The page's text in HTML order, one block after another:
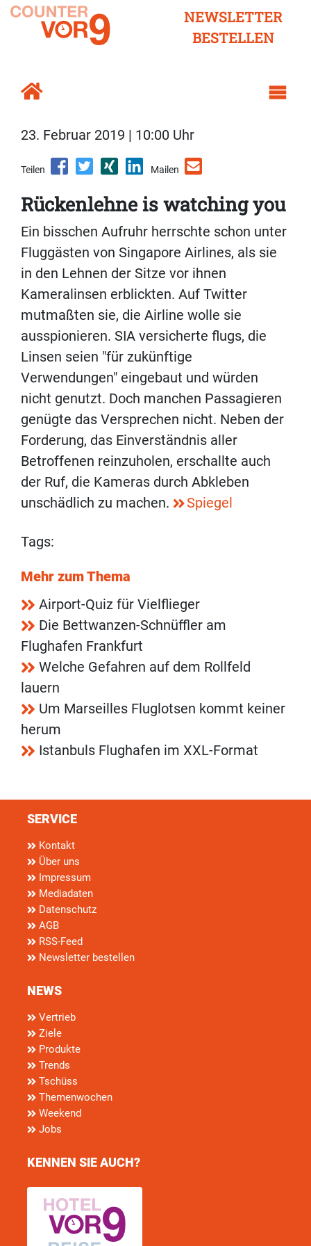
NEWSLETTER
BESTELLEN
23. Februar 2019 | 10:00 Uhr
Teilen Mailen
Rückenlehne is watching you
Ein bisschen Aufruhr herrschte schon unter
Fluggästen von Singapore Airlines, als sie
in den Lehnen der Sitze vor ihnen
Kameralinsen erblickten. Auf Twitter
mutmaßten sie, die Airline wolle sie
ausspionieren. SIA versicherte flugs, die
Linsen seien "für zukünftige
Verwendungen" eingebaut und würden
nicht genutzt. Doch manchen Passagieren
genügte das Versprechen nicht. Neben der
Forderung, das Einverständnis aller
Betroffenen reinzuholen, erschallte auch
der Ruf, die Kameras durch Abkleben
unschädlich zu machen.
Spiegel
Tags:
Mehr zum Thema
Airport-Quiz für Vielflieger
Die Bettwanzen-Schnüffler am
Flughafen Frankfurt
Welche Gefahren auf dem Rollfeld
lauern
Um Marseilles Fluglotsen kommt keiner
herum
Istanbuls Flughafen im XXL-Format
SERVICE
Kontakt
Über uns
Impressum
Mediadaten
Datenschutz
AGB
RSS-Feed
Newsletter bestellen
NEWS
Vertrieb
Ziele
Produkte
Trends
Tschüss
Themenwochen
Weekend
Jobs
KENNEN SIE AUCH?